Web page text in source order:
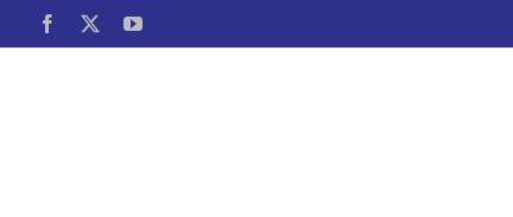
Facebook YouTube